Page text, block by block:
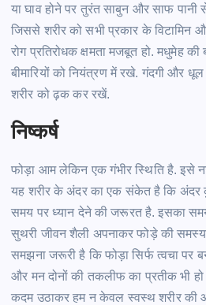
या घाव होने पर तुरंत साबुन और साफ पानी
जिससे शरीर को सभी प्रकार के विटामिन
रोग प्रतिरोधक क्षमता मजबूत हो. मधुमेह की
बीमारियों को नियंत्रण मेंरखे. गंदगी और धूल
शरीर को ढ़क कर रखें.
निष्कर्ष
फोड़ा आम लेकिन एक गंभीर स्थिति है. इसे
यह शरीर के अंदर का एक संकेत है कि अंदर
समय पर ध्यान देने की जरूरतहै. इसका
सुथरी जीवन शैली अपनाकरफोड़ेकी
समझना जरूरी है कि फोड़ा सिर्फ त्वचा पर
और मन दोनों की तकलीफ का प्रतीक भी
कदम उठाकर हम न केवल स्वस्थ शरीर की